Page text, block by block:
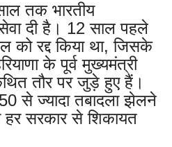
तक भारतीय
दी है। 12 साल पहले
को रद्द किया था, जिसके
के पूर्व मुख्यमंत्री
तौर पर जुड़े हुए हैं।
से ज्यादा तबादला झेलने
सरकार से शिकायत